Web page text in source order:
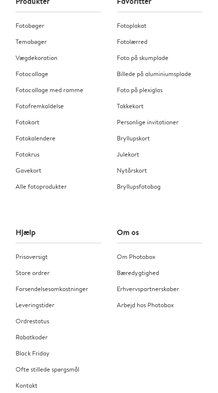
Fotobøger
Temabøger
Vægdekoration
Fotocollage
Fotocollage med ramme
Fotofremkaldelse
Fotokort
Fotokalendere
Fotokrus
Gavekort
Alle fotoprodukter
Fotoplakat
Fotolærred
Foto på skumplade
Billede på aluminiumsplade
Foto på plexiglas
Takkekort
Personlige invitationer
Bryllupskort
Julekort
Nytårskort
Bryllupsfotobog
Hjælp
Prisoversigt
Store ordrer
Forsendelsesomkostninger
Leveringstider
Ordrestatus
Rabatkoder
Black Friday
Ofte stillede spørgsmål
Kontakt
Om os
Om Photobox
Bæredygtighed
Erhvervspartnerskaber
Arbejd hos Photobox